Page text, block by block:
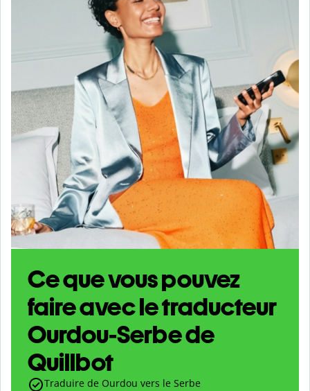
Ce que vous pouvez
faire avec le traducteur
Ourdou-Serbe de
Quillbot
Traduire de Ourdou vers le Serbe